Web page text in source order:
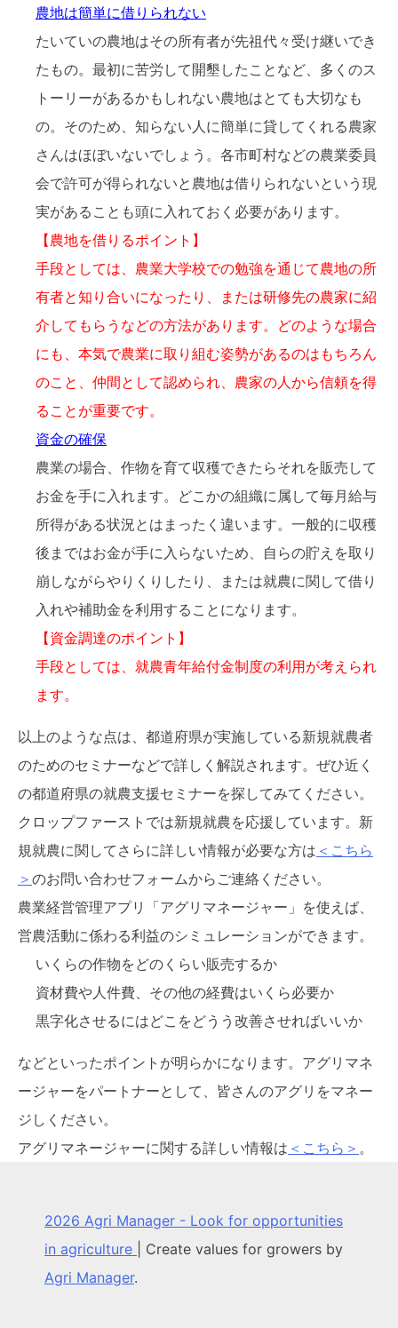
農地は簡単に借りられない
たいていの農地はその所有者が先祖代々受け継いでき
たもの。最初に苦労して開墾したことなど、多くのス
トーリーがあるかもしれない農地はとても大切なも
の。そのため、知らない人に簡単に貸してくれる農家
さんはほぼいないでしょう。各市町村などの農業委員
会で許可が得られないと農地は借りられないという現
実があることも頭に入れておく必要があります。
【農地を借りるポイント】
手段としては、農業大学校での勉強を通じて農地の所
有者と知り合いになったり、または研修先の農家に紹
介してもらうなどの方法があります。どのような場合
にも、本気で農業に取り組む姿勢があるのはもちろん
のこと、仲間として認められ、農家の人から信頼を得
ることが重要です。
資金の確保
農業の場合、作物を育て収穫できたらそれを販売して
お金を手に入れます。どこかの組織に属して毎月給与
所得がある状況とはまったく違います。一般的に収穫
後まではお金が手に入らないため、自らの貯えを取り
崩しながらやりくりしたり、または就農に関して借り
入れや補助金を利用することになります。
【資金調達のポイント】
手段としては、就農青年給付金制度の利用が考えられ
ます。
以上のような点は、都道府県が実施している新規就農者
のためのセミナーなどで詳しく解説されます。ぜひ近く
の都道府県の就農支援セミナーを探してみてください。
クロップファーストでは新規就農を応援しています。新
規就農に関してさらに詳しい情報が必要な方は ＜こちら
＞ のお問い合わせフォームからご連絡ください。
農業経営管理アプリ「アグリマネージャー」を使えば、
営農活動に係わる利益のシミュレーションができます。
いくらの作物をどのくらい販売するか
資材費や人件費、その他の経費はいくら必要か
黒字化させるにはどこをどうう改善させればいいか
などといったポイントが明らかになります。アグリマネ
ージャーをパートナーとして、皆さんのアグリをマネー
ジしください。
アグリマネージャーに関する詳しい情報は ＜こちら＞ 。
2026 Agri Manager - Look for opportunities
in agriculture
Create values for growers by
Agri Manager.